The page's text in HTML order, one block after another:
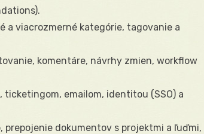
a viacrozmerné kategórie, tagovanie a
komentáre, návrhy zmien, workflow
ticketingom, emailom, identitou (SSO) a
prepojenie dokumentov s projektmi a ľuďmi,